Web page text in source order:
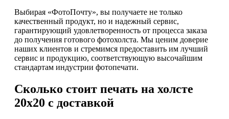
Выбирая «ФотоПочту», вы получаете не только
качественный продукт, но и надежный сервис,
гарантирующий удовлетворенность от процесса заказа
до получения готового фотохолста. Мы ценим доверие
наших клиентов и стремимся предоставить им лучший
сервис и продукцию, соответствующую высочайшим
стандартам индустрии фотопечати.
Сколько стоит печать на холсте
20х20 с доставкой